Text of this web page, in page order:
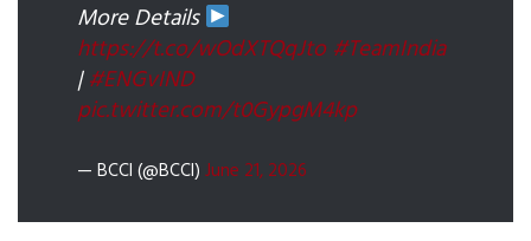
More Details
https://t.co/wOdXTQqJto #TeamIndia
|#ENGvIND
pic.twitter.com/t0GypgM4kp
— BCCI (@BCCI) June 21, 2026